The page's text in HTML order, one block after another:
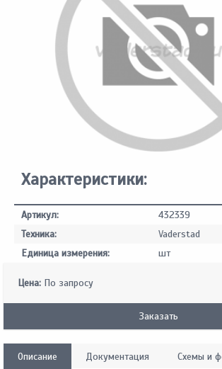
Характеристики:
Артикул:
432339
Техника:
Vaderstad
Единица измерения:
шт
Цена: По запросу
Заказать
Описание Документация Схемы и